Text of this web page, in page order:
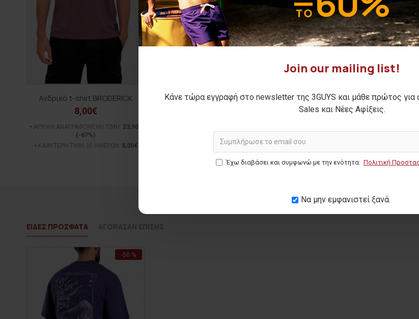
Join our mailing list!
Κάνε τώρα εγγραφή στο newsletter της 3GUYS και μάθε πρώτος
Sales και Νέες Αφίξεις.
Έχω διαβάσει και συμφωνώ με την ενότητα: Πολιτική
Να μην εμφανιστεί ξανά.
Ανδρικό t-shirt BRODERICK
8,00€
ΑΡΧΙΚΗ ΑΝΑΓΡΑΦΟΜΕΝΗ ΤΙΜΗ:
23,90€
(-67%)
ΚΑΛΥΤΕΡΗ ΤΙΜΗ 30 ΗΜΕΡΩΝ:
8,00€
Ανδρικό αμάνικο MAEL
ΚΑΛΥΤΕΡΗ ΤΙΜΗ 30 ΗΜΕΡΩΝ: 15,00€
Ανδρικό t-shirt πόλο NORDIN
25,00€
ΚΑΛΥΤΕΡΗ ΤΙΜΗ 30 ΗΜΕΡΩΝ:
ΕΙΔΕΣ ΠΡΟΣΦΑΤΑ
-50 %